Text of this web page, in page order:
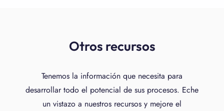
Otros recursos
Tenemos la información que necesita para
desarrollar todo el potencial de sus procesos. Eche
un vistazo a nuestros recursos y mejore el